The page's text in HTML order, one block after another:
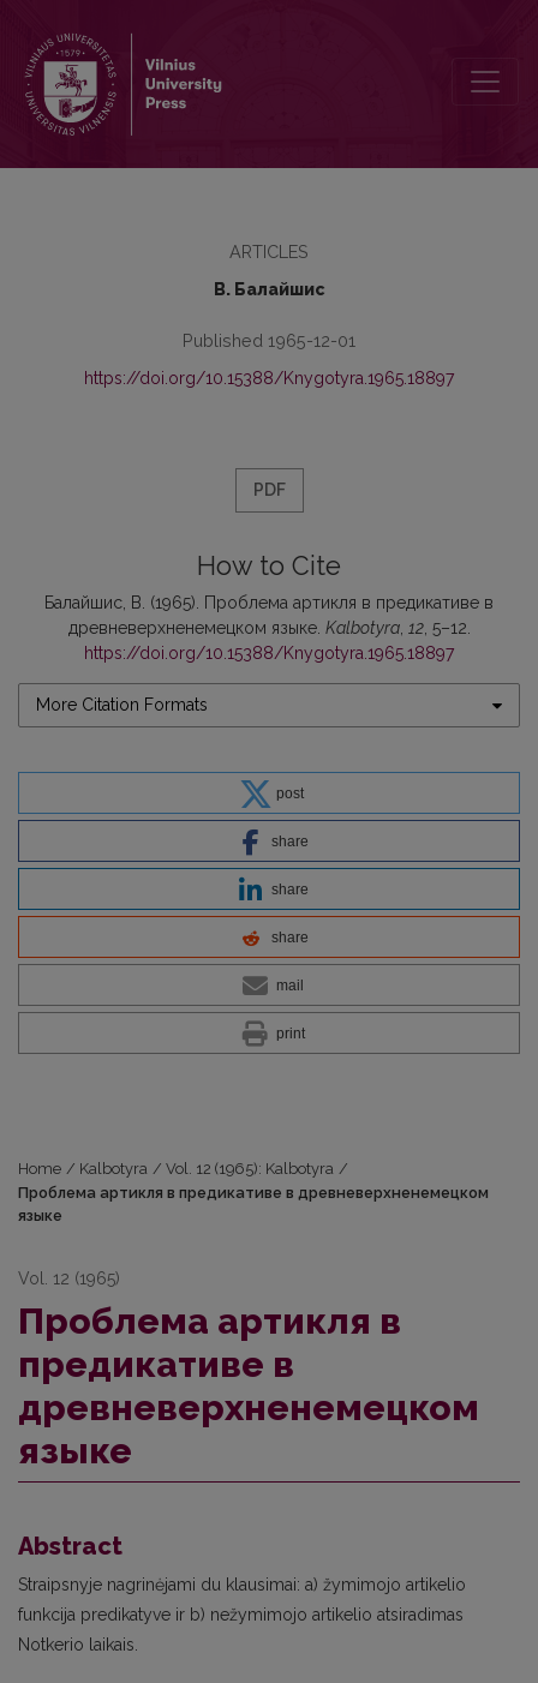
ARTICLES
В. Балайшис
Published 1965-12-01
https://doi.org/10.15388/Knygotyra.1965.18897
PDF
How to Cite
Балайшис, В. (1965). Проблема артикля в предикативе в
древневерхненемецком языке. Kalbotyra, 12, 5–12.
https://doi.org/10.15388/Knygotyra.1965.18897
More Citation Formats
post
share
share
share
mail
print
Home / Kalbotyra / Vol. 12 (1965): Kalbotyra /
Проблема артикля в предикативе в древневерхненемецком
языке
Vol. 12 (1965)
Проблема артикля в
предикативе в
древневерхненемецком
языке
Abstract
Straipsnyje nagrinėjami du klausimai: a) žymimojo artikelio
funkcija predikatyve ir b) nežymimojo artikelio atsiradimas
Notkerio laikais.